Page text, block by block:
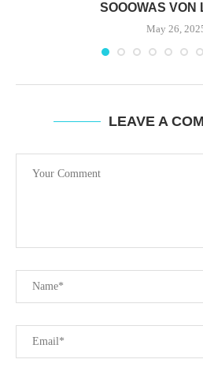
SOOOWAS VON
May 26,
LEAVE A